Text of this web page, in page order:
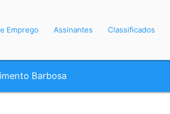
Emprego Assinantes Classificados
Barbosa